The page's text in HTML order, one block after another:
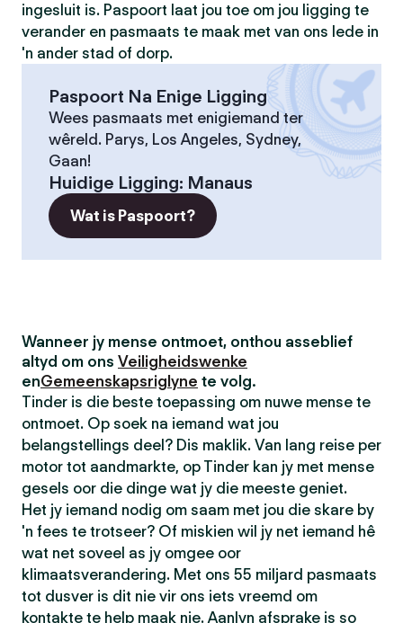
ingesluit is. Paspoort laat jou toe om jou ligging te
verander en pasmaats te maak met van ons lede in
'n ander stad of dorp.
Paspoort Na Enige Ligging
Wees pasmaats met enigiemand ter
wêreld. Parys, Los Angeles, Sydney,
Gaan!
Huidige Ligging: Manaus
Wat is Paspoort?
Wanneer jy mense ontmoet, onthou asseblief
altyd om ons Veiligheidswenke
enGemeenskapsriglyne te volg.
Tinder is die beste toepassing om nuwe mense te
ontmoet. Op soek na iemand wat jou
belangstellings deel? Dis maklik. Van lang reise per
motor tot aandmarkte, op Tinder kan jy met mense
gesels oor die dinge wat jy die meeste geniet.
Het jy iemand nodig om saam met jou die skare by
'n fees te trotseer? Of miskien wil jy net iemand hê
wat net soveel as jy omgee oor
klimaatsverandering. Met ons 55 miljard pasmaats
tot dusver is dit nie vir ons iets vreemd om
kontakte te help maak nie. Aanlyn afsprake is so